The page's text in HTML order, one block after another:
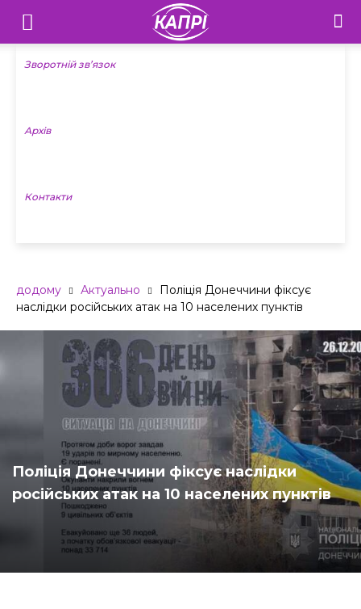
Телебачення
«Капрі»
Новини
Зворотній зв’язок
Архів
Контакти
додому Актуально
Поліція Донеччини фіксує
наслідки російських атак на 10 населених пунктів
Поліція Донеччини фіксує наслідки
російських атак на 10 населених пунктів